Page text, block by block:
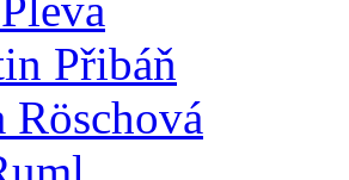
Přibáň
Röschová